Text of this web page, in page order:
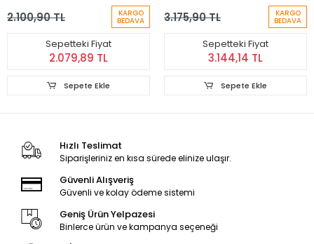
Köpek Maması 2 Kg
2.100,90 TL KARGO
BEDAVA
Sepetteki Fiyat
2.079,89 TL
Sepete Ekle
3.175,90 TL KARGO
BEDAVA
Sepetteki Fiyat
3.144,14 TL
Sepete Ekle
Hızlı Teslimat
Siparişleriniz en kısa sürede elinize ulaşır.
Güvenli Alışveriş
Güvenli ve kolay ödeme sistemi
Geniş Ürün Yelpazesi
Binlerce ürün ve kampanya seçeneği